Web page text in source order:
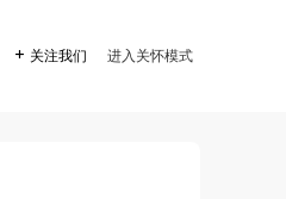
 关注我们 进入关怀模式